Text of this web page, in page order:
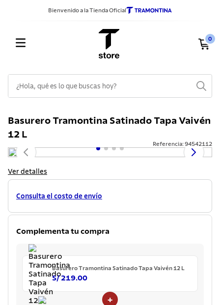
Bienvenido a la Tienda Oficial
0
Basurero Tramontina Satinado Tapa Vaivén
12 L
Referencia:94542112
Ver detalles
Consulta el costo de envío
Complementa tu compra
Basurero Tramontina Satinado Tapa Vaivén 12 L
S/ 219.00
+
1.
sarten
2 .
cuchillos
4.
cubiertos
5
juego ollas
lavadero
acero inoxidable
cuchillo
grano